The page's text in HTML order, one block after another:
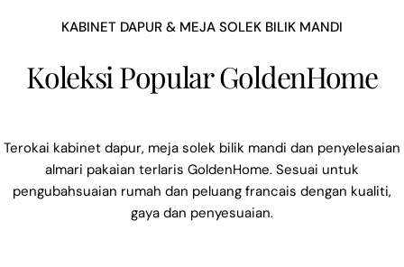
KABINET DAPUR & MEJA SOLEK BILIK MANDI
Koleksi Popular GoldenHome
Terokai kabinet dapur, meja solek bilik mandi dan penyelesaian
almari pakaian terlaris GoldenHome. Sesuai untuk
pengubahsuaian rumah dan peluang francais dengan kualiti,
gaya dan penyesuaian.